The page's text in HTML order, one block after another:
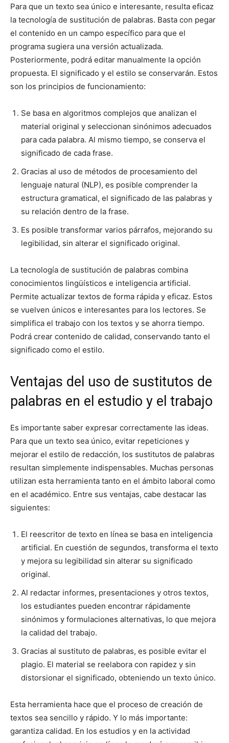
Para que un texto sea único e interesante, resulta eficaz
la tecnología de sustitución de palabras. Basta con pegar
el contenido en un campo específico para que el
programa sugiera una versión actualizada.
Posteriormente, podrá editar manualmente la opción
propuesta. El significado y el estilo se conservarán. Estos
son los principios de funcionamiento:
Se basa en algoritmos complejos que analizan el
material original y seleccionan sinónimos adecuados
para cada palabra. Al mismo tiempo, se conserva el
significado de cada frase.
Gracias al uso de métodos de procesamiento del
lenguaje natural (NLP), es posible comprender la
estructura gramatical, el significado de las palabras y
su relación dentro de la frase.
Es posible transformar varios párrafos, mejorando su
legibilidad, sin alterar el significado original.
La tecnología de sustitución de palabras combina
conocimientos lingüísticos e inteligencia artificial.
Permite actualizar textos de forma rápida y eficaz. Estos
se vuelven únicos e interesantes para los lectores. Se
simplifica el trabajo con los textos y se ahorra tiempo.
Podrá crear contenido de calidad, conservando tanto el
significado como el estilo.
Ventajas del uso de sustitutos de
palabras en el estudio y el trabajo
Es importante saber expresar correctamente las ideas.
Para que un texto sea único, evitar repeticiones y
mejorar el estilo de redacción, los sustitutos de palabras
resultan simplemente indispensables. Muchas personas
utilizan esta herramienta tanto en el ámbito laboral como
en el académico. Entre sus ventajas, cabe destacar las
siguientes:
El reescritor de texto en línea se basa en inteligencia
artificial. En cuestión de segundos, transforma el texto
y mejora su legibilidad sin alterar su significado
original.
Al redactar informes, presentaciones y otros textos,
los estudiantes pueden encontrar rápidamente
sinónimos y formulaciones alternativas, lo que mejora
la calidad del trabajo.
Gracias al sustituto de palabras, es posible evitar el
plagio. El material se reelabora con rapidez y sin
distorsionar el significado, obteniendo un texto único.
Esta herramienta hace que el proceso de creación de
textos sea sencillo y rápido. Y lo más importante:
garantiza calidad. En los estudios y en la actividad